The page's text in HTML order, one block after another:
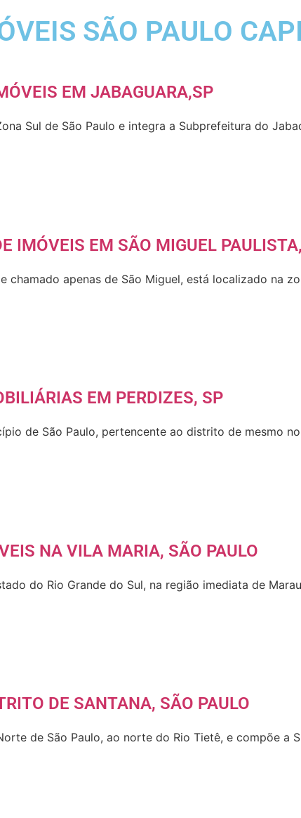
SÃO PAULO
EM JABAGUARA,SP
Sul de São Paulo e integra a Subprefeitura do
IMÓVEIS EM SÃO MIGUEL
chamado apenas de São Miguel, está localizado na
EM PERDIZES, SP
de São Paulo, pertencente ao distrito de mesmo
NA VILA MARIA, SÃO PAULO
do Rio Grande do Sul, na região imediata de
DE SANTANA, SÃO PAULO
de São Paulo, ao norte do Rio Tietê, e compõe a